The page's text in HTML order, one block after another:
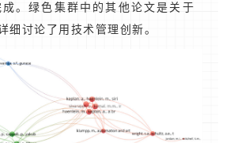
。绿色集群中的其他论文是关于
细讨论了用技术管理创新。